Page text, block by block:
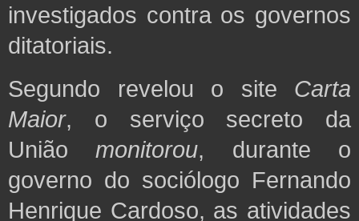
investigados contra os governos
ditatoriais.
Segundo revelou o site Carta
Maior, o serviço secreto da
Uniãomonitorou, durante o
governo do sociólogo Fernando
Henrique Cardoso, as atividades